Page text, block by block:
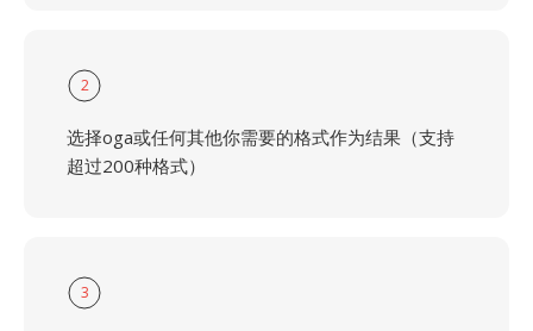
2
选择oga或任何其他你需要的格式作为结果（支持
超过200种格式）
3